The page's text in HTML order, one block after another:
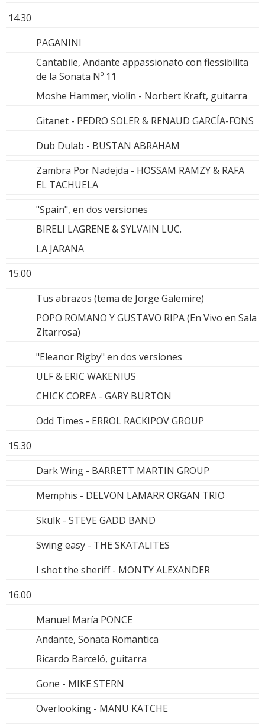
14.30
PAGANINI
Cantabile, Andante appassionato con flessibilita
de la Sonata Nº 11
Moshe Hammer, violin - Norbert Kraft, guitarra
Gitanet - PEDRO SOLER & RENAUD GARCÍA-FONS
Dub Dulab - BUSTAN ABRAHAM
Zambra Por Nadejda - HOSSAM RAMZY & RAFA
EL TACHUELA
"Spain", en dos versiones
BIRELI LAGRENE & SYLVAIN LUC.
LA JARANA
15.00
Tus abrazos (tema de Jorge Galemire)
POPO ROMANO Y GUSTAVO RIPA (En Vivo en Sala
Zitarrosa)
"Eleanor Rigby" en dos versiones
ULF & ERIC WAKENIUS
CHICK COREA - GARY BURTON
Odd Times - ERROL RACKIPOV GROUP
15.30
Dark Wing - BARRETT MARTIN GROUP
Memphis - DELVON LAMARR ORGAN TRIO
Skulk - STEVE GADD BAND
Swing easy - THE SKATALITES
I shot the sheriff - MONTY ALEXANDER
16.00
Manuel María PONCE
Andante, Sonata Romantica
Ricardo Barceló, guitarra
Gone - MIKE STERN
Overlooking - MANU KATCHE